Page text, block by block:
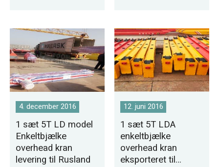
4. december 2016
1 sæt 5T LD model
Enkeltbjælke
overhead kran
levering til Rusland
12. juni 2016
1 sæt 5T LDA
enkeltbjælke
overhead kran
eksporteret til